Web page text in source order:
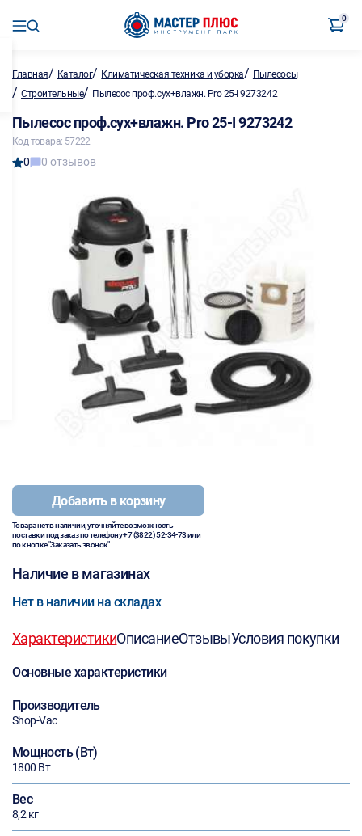
0
Главная/ Каталог/ Климатическая техника и уборка/ Пылесосы
/ Строительные/ Пылесос проф.сух+влажн. Pro 25-I 9273242
Пылесос проф.сух+влажн. Pro 25-I 9273242
Код товара: 57222
0 0 отзывов
Добавить в корзину
Товара нет в наличии, уточняйте возможность
поставки под заказ по телефону+7 (3822) 52-34-73или
по кнопке "Заказать звонок"
Наличие в магазинах
Нет в наличии на складах
ХарактеристикиОписаниеОтзывыУсловия покупки
Основные характеристики
Производитель
Shop-Vac
Мощность (Вт)
1800 Вт
Вес
8,2 кг